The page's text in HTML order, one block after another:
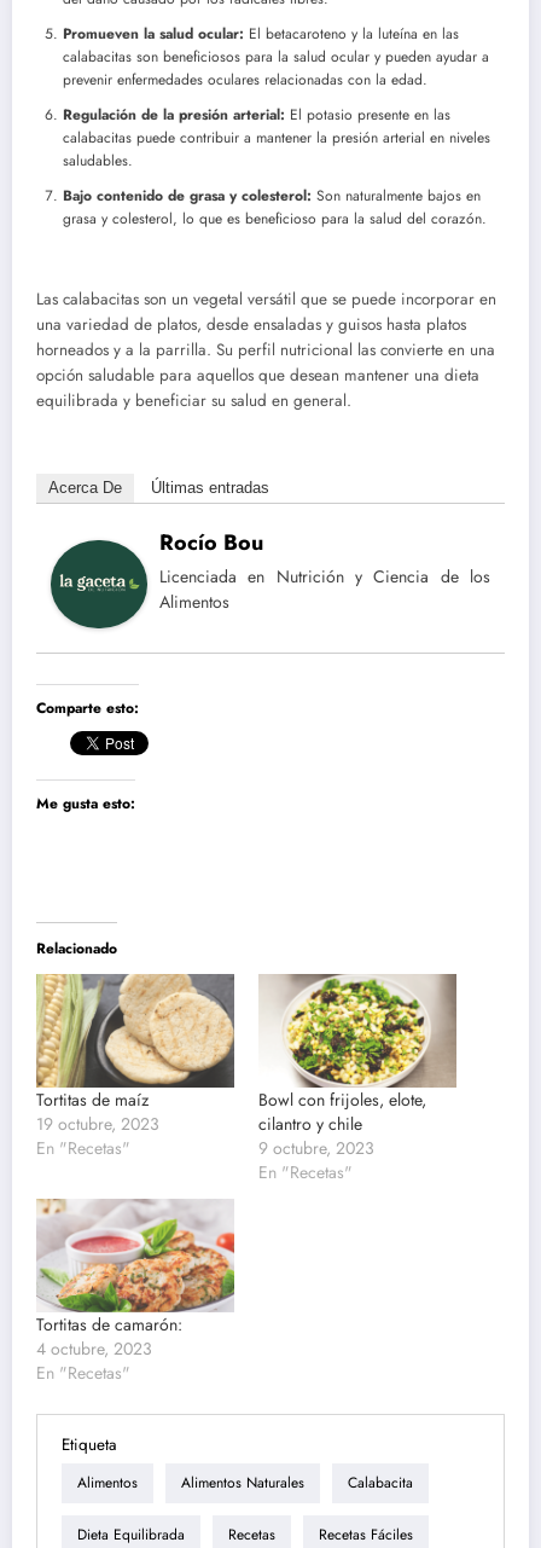
Promueven la salud ocular: El betacaroteno y la luteína en las
calabacitas son beneficiosos para la salud ocular y pueden ayudar a
prevenir enfermedades oculares relacionadas con la edad.
Regulación de la presión arterial: El potasio presente en las
calabacitas puede contribuir a mantener la presión arterial en niveles
saludables.
Bajo contenido de grasa y colesterol: Son naturalmente bajos en
grasa y colesterol, lo que es beneficioso para la salud del corazón.
Las calabacitas son un vegetal versátil que se puede incorporar en
una variedad de platos, desde ensaladas y guisos hasta platos
horneados y a la parrilla. Su perfil nutricional las convierte en una
opción saludable para aquellos que desean mantener una dieta
equilibrada y beneficiar su salud en general.
Acerca De Últimas entradas
Rocío Bou
Licenciada en Nutrición y Ciencia de los
Alimentos
Comparte esto:
Me gusta esto:
Relacionado
Tortitas de maíz
19 octubre, 2023
En "Recetas"
Bowl con frijoles, elote,
cilantro y chile
9 octubre, 2023
En "Recetas"
Tortitas de camarón:
4 octubre, 2023
En "Recetas"
Etiqueta
Alimentos Alimentos Naturales Calabacita
Dieta Equilibrada Recetas Recetas Fáciles